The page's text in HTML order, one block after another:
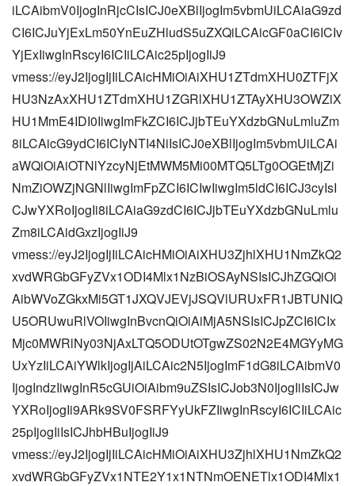
iLCAibmV0IjogInRjcCIsICJ0eXBlIjogIm5vbmUiLCAiaG9zd
CI6ICJuYjExLm50YnEuZHludS5uZXQiLCAicGF0aCI6ICIv
YjExIiwgInRscyI6ICIiLCAic25pIjogIiJ9
vmess://eyJ2IjogIjIiLCAicHMiOiAiXHU1ZTdmXHU0ZTFjX
HU3NzAxXHU1ZTdmXHU1ZGRlXHU1ZTAyXHU3OWZiX
HU1MmE4IDI0IiwgImFkZCI6ICJjbTEuYXdzbGNuLmluZm
8iLCAicG9ydCI6ICIyNTI4NiIsICJ0eXBlIjogIm5vbmUiLCAi
aWQiOiAiOTNlYzcyNjEtMWM5Mi00MTQ5LTg0OGEtMjZi
NmZiOWZjNGNlIiwgImFpZCI6ICIwIiwgIm5ldCI6ICJ3cyIsI
CJwYXRoIjogIi8iLCAiaG9zdCI6ICJjbTEuYXdzbGNuLmlu
Zm8iLCAidGxzIjogIiJ9
vmess://eyJ2IjogIjIiLCAicHMiOiAiXHU3ZjhlXHU1NmZkQ2
xvdWRGbGFyZVx1ODI4Mlx1NzBiOSAyNSIsICJhZGQiOi
AibWVoZGkxMi5GT1JXQVJEVjJSQVlURUxFR1JBTUNIQ
U5ORUwuRlVOIiwgInBvcnQiOiAiMjA5NSIsICJpZCI6ICIx
Mjc0MWRlNy03NjAxLTQ5ODUtOTgwZS02N2E4MGYyMG
UxYzIiLCAiYWlkIjogIjAiLCAic2N5IjogImF1dG8iLCAibmV0
IjogIndzIiwgInR5cGUiOiAibm9uZSIsICJob3N0IjogIiIsICJw
YXRoIjogIi9ARk9SV0FSRFYyUkFZIiwgInRscyI6ICIiLCAic
25pIjogIiIsICJhbHBuIjogIiJ9
vmess://eyJ2IjogIjIiLCAicHMiOiAiXHU3ZjhlXHU1NmZkQ2
xvdWRGbGFyZVx1NTE2Y1x1NTNmOENETlx1ODI4Mlx1